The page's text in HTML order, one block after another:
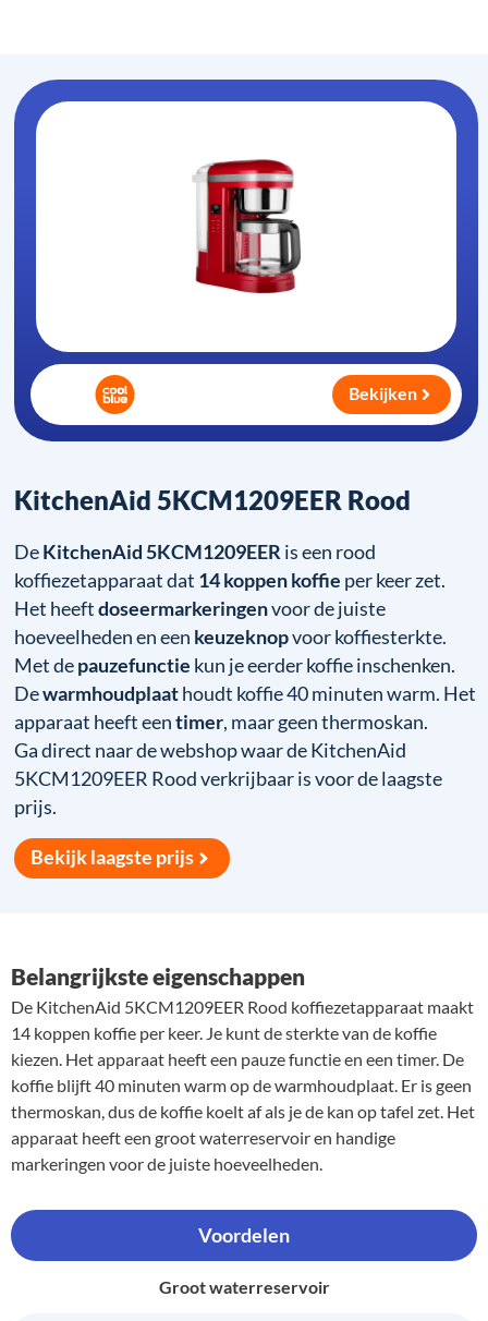
KitchenAid 5KCM1209EER Rood
DeKitchenAid 5KCM1209EER is een rood
koffiezetapparaat dat 14 koppen koffie per keer zet.
Het heeftdoseermarkeringenvoor de juiste
hoeveelheden en een keuzeknopvoor koffiesterkte.
Met depauzefunctie kun je eerder koffie inschenken.
Dewarmhoudplaathoudt koffie 40 minuten warm. Het
apparaat heeft eentimer, maar geen thermoskan.
Ga direct naar de webshop waar de KitchenAid
5KCM1209EER Rood verkrijbaar is voor de laagste
prijs.
Bekijk laagste prijs
Bekijken
Belangrijkste eigenschappen
De KitchenAid 5KCM1209EER Rood koffiezetapparaat maakt
14 koppen koffie per keer. Je kunt de sterkte van de koffie
kiezen. Het apparaat heeft een pauze functie en een timer. De
koffie blijft 40 minuten warm op de warmhoudplaat. Er is geen
thermoskan, dus de koffie koelt af als je de kan op tafel zet. Het
apparaat heeft een groot waterreservoir en handige
markeringen voor de juiste hoeveelheden.
Voordelen
Groot waterreservoir